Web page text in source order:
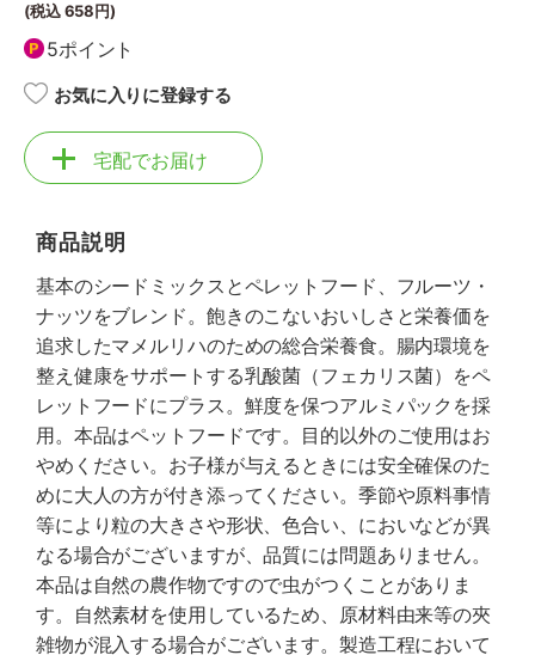
(税込658円)
5ポイント
お気に入りに登録する
宅配でお届け
商品説明
基本のシードミックスとペレットフード、フルーツ・
ナッツをブレンド。飽きのこないおいしさと栄養価を
追求したマメルリハのための総合栄養食。腸内環境を
整え健康をサポートする乳酸菌（フェカリス菌）をペ
レットフードにプラス。鮮度を保つアルミパックを採
用。本品はペットフードです。目的以外のご使用はお
やめください。お子様が与えるときには安全確保のた
めに大人の方が付き添ってください。季節や原料事情
等により粒の大きさや形状、色合い、においなどが異
なる場合がございますが、品質には問題ありません。
本品は自然の農作物ですので虫がつくことがありま
す。自然素材を使用しているため、原材料由来等の夾
雑物が混入する場合がございます。製造工程において